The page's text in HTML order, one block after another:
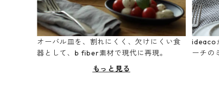
オーバル皿を、割れにくく、欠けにくい食
器として、b fiber素材で現代に再現。
もっと見る
ideaco
ーチの